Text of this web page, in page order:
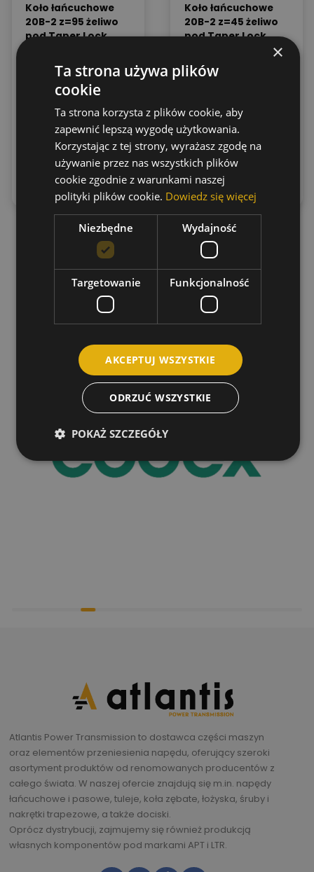
Koło łańcuchowe
20B-2 z=95 żeliwo
pod Taper Lock
4,886.87zł (netto)
6,010.85zł
Dowiedz
się więcej
Koło łańcuchowe
20B-2 z=45 żeliwo
pod Taper Lock
Cena:
(brutto)
Dowiedz
się więcej
Atlantis Power Transmission to dostawca części maszyn
oraz elementów przeniesienia napędu, oferujący szeroki
asortyment produktów od renomowanych producentów z
całego świata. W naszej ofercie znajdują się m.in. napędy
łańcuchowe i pasowe, tuleje, koła zębate, łożyska, śruby i
nakrętki trapezowe, a także dociski.
Oprócz dystrybucji, zajmujemy się również produkcją
własnych komponentów pod markami APT i LTR.
×
Ta strona używa plików
cookie
Ta strona korzysta z plików cookie, aby
zapewnić lepszą wygodę użytkowania.
Korzystając z tej strony, wyrażasz zgodę na
używanie przez nas wszystkich plików
cookie zgodnie z warunkami naszej
polityki plików cookie. Dowiedz się więcej
Niezbędne Wydajność
Targetowanie Funkcjonalność
AKCEPTUJ WSZYSTKIE
ODRZUĆ WSZYSTKIE
POKAŻ SZCZEGÓŁY